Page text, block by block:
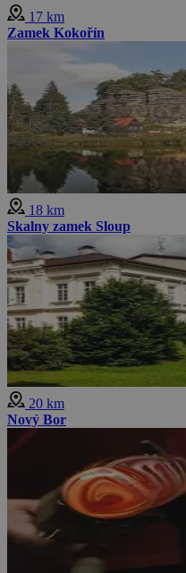
17 km
Zamek Kokořín
18 km
Skalny zamek Sloup
20 km
Nový Bor